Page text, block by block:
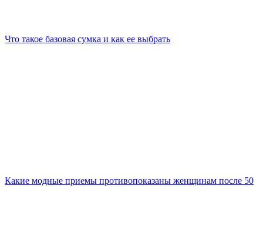
Что такое базовая сумка и как ее выбрать
Какие модные приемы противопоказаны женщинам после 50